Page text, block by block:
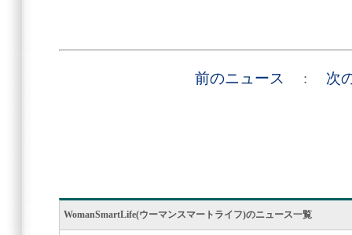
前のニュース : 次
WomanSmartLife(ウーマンスマートライフ)のニュース一覧